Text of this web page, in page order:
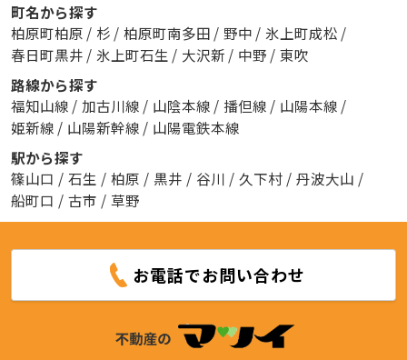
町名から探す
柏原町柏原 / 杉 / 柏原町南多田 / 野中 / 氷上町成松 /
春日町黒井 / 氷上町石生 / 大沢新 / 中野 / 東吹
路線から探す
福知山線 / 加古川線 / 山陰本線 / 播但線 / 山陽本線 /
姫新線 / 山陽新幹線 / 山陽電鉄本線
駅から探す
篠山口 / 石生 / 柏原 / 黒井 / 谷川 / 久下村 / 丹波大山 /
船町口 / 古市 / 草野
お電話でお問い合わせ